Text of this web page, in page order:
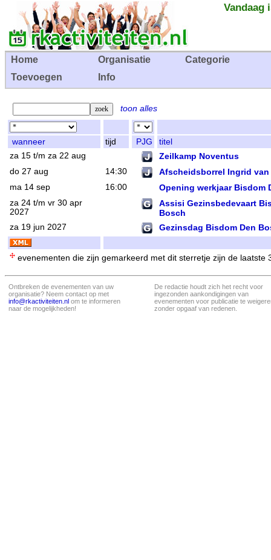
Vandaag
Home Organisatie
Categorie
Toevoegen
Info
toon alles
wanneer tijd PJG
titel
za 15 t/m za 22 aug
Zeilkamp Noventus
do 27 aug 14:30 Afscheidsborrel Ingrid van
ma 14 sep 16:00 Opening werkjaar Bisdom
za 24 t/m vr 30 apr
2027
Assisi Gezinsbedevaart
Bosch
za 19 jun 2027 Gezinsdag Bisdom Den
evenementen die zijn gemarkeerd met dit sterretje zijn de laatste
Ontbreken de evenementen van uw
organisatie? Neem contact op met
info@rkactiviteiten.nl om te informeren
naar de mogelijkheden!
De redactie houdt zich het recht voor
ingezonden aankondigingen van
evenementen voor publicatie te
zonder opgaaf van redenen.